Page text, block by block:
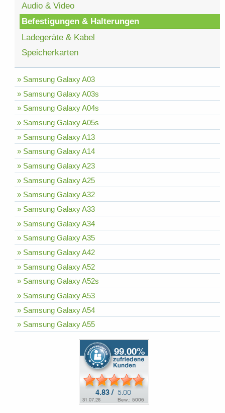
Audio & Video
Befestigungen & Halterungen
Ladegeräte & Kabel
Speicherkarten
» Samsung Galaxy A03
» Samsung Galaxy A03s
» Samsung Galaxy A04s
» Samsung Galaxy A05s
» Samsung Galaxy A13
» Samsung Galaxy A14
» Samsung Galaxy A23
» Samsung Galaxy A25
» Samsung Galaxy A32
» Samsung Galaxy A33
» Samsung Galaxy A34
» Samsung Galaxy A35
» Samsung Galaxy A42
» Samsung Galaxy A52
» Samsung Galaxy A52s
» Samsung Galaxy A53
» Samsung Galaxy A54
» Samsung Galaxy A55